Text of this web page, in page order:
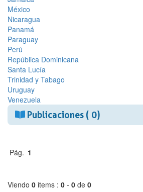
México
Nicaragua
Panamá
Paraguay
Perú
República Dominicana
Santa Lucía
Trinidad y Tabago
Uruguay
Venezuela
Publicaciones ( 0)
Pág. 1
Viendo 0 items : 0 - 0 de 0